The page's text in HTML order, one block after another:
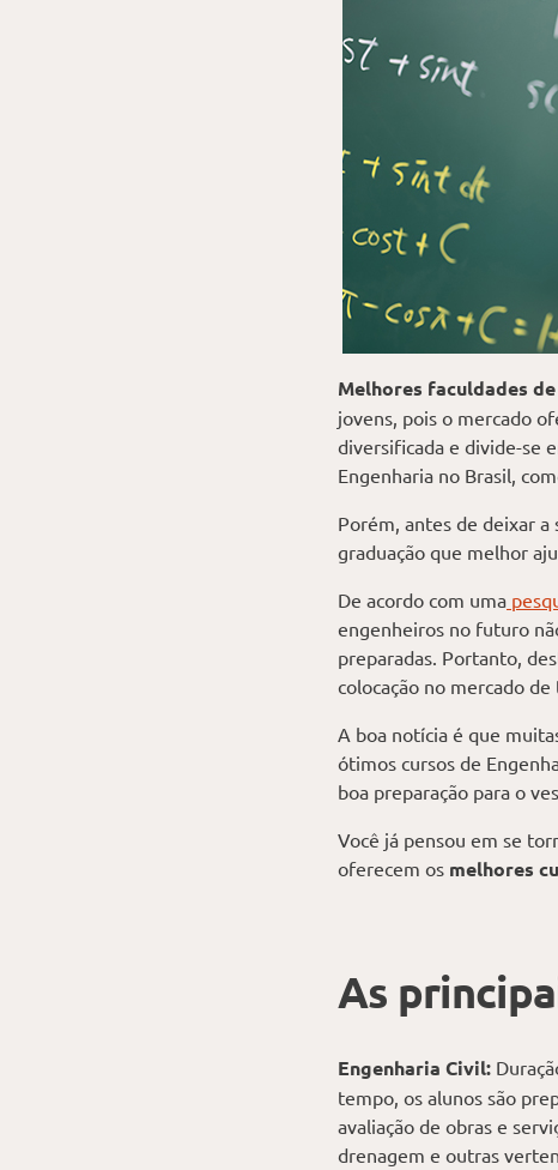
Melhores faculdades
jovens, pois o mercado
diversificada e divide-se
Engenharia no Brasil,
Porém, antes de deixar a
graduação que melhor
De acordo com uma
engenheiros no futuro
preparadas. Portanto,
colocação no mercado de
A boa notícia é que
ótimos cursos de
boa preparação para o
Você já pensou em se
oferecem os melhores
As
Engenharia Civil:
tempo, os alunos são
avaliação de obras e
drenagem e outras